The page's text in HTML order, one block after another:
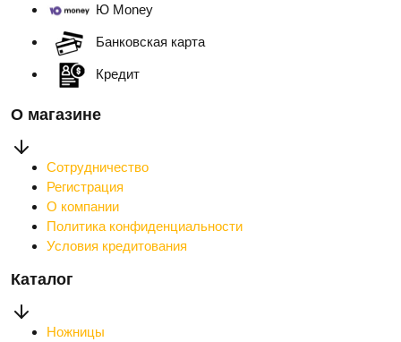
Ю Money
Банковская карта
Кредит
О магазине
Сотрудничество
Регистрация
О компании
Политика конфиденциальности
Условия кредитования
Каталог
Ножницы